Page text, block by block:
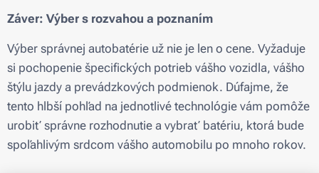
Záver: Výber s rozvahou a poznaním
Výber správnej autobatérie už nie je len o cene. Vyžaduje
si pochopenie špecifických potrieb vášho vozidla, vášho
štýlu jazdy a prevádzkových podmienok. Dúfajme, že
tento hlbší pohľad na jednotlivé technológie vám pomôže
urobiť správne rozhodnutie a vybrať batériu, ktorá bude
spoľahlivým srdcom vášho automobilu po mnoho rokov.